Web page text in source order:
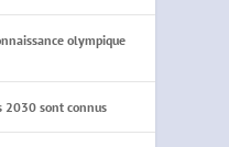
olympique
2030 sont connus